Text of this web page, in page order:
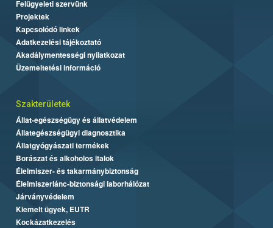
Felügyeleti szervünk
Projektek
Kapcsolódó linkek
Adatkezelési tájékoztató
Akadálymentességi nyilatkozat
Üzemeltetési információ
Szakterületek
Állat-egészségügy és állatvédelem
Állategészségügyi diagnosztika
Állatgyógyászati termékek
Borászat és alkoholos italok
Élelmiszer- és takarmánybiztonság
Élelmiszerlánc-biztonsági laborhálózat
Járványvédelem
Kiemelt ügyek, EUTR
Kockázatkezelés